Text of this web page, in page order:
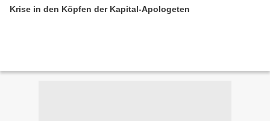
Krise in den Köpfen der Kapital-Apologeten